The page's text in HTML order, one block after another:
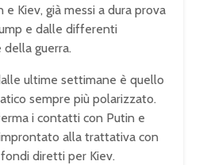
Kiev, già messi a dura prova
e dalle differenti
guerra.
ultime settimane è quello
sempre più polarizzato.
i contatti con Putin e
alla trattativa con
diretti per Kiev.